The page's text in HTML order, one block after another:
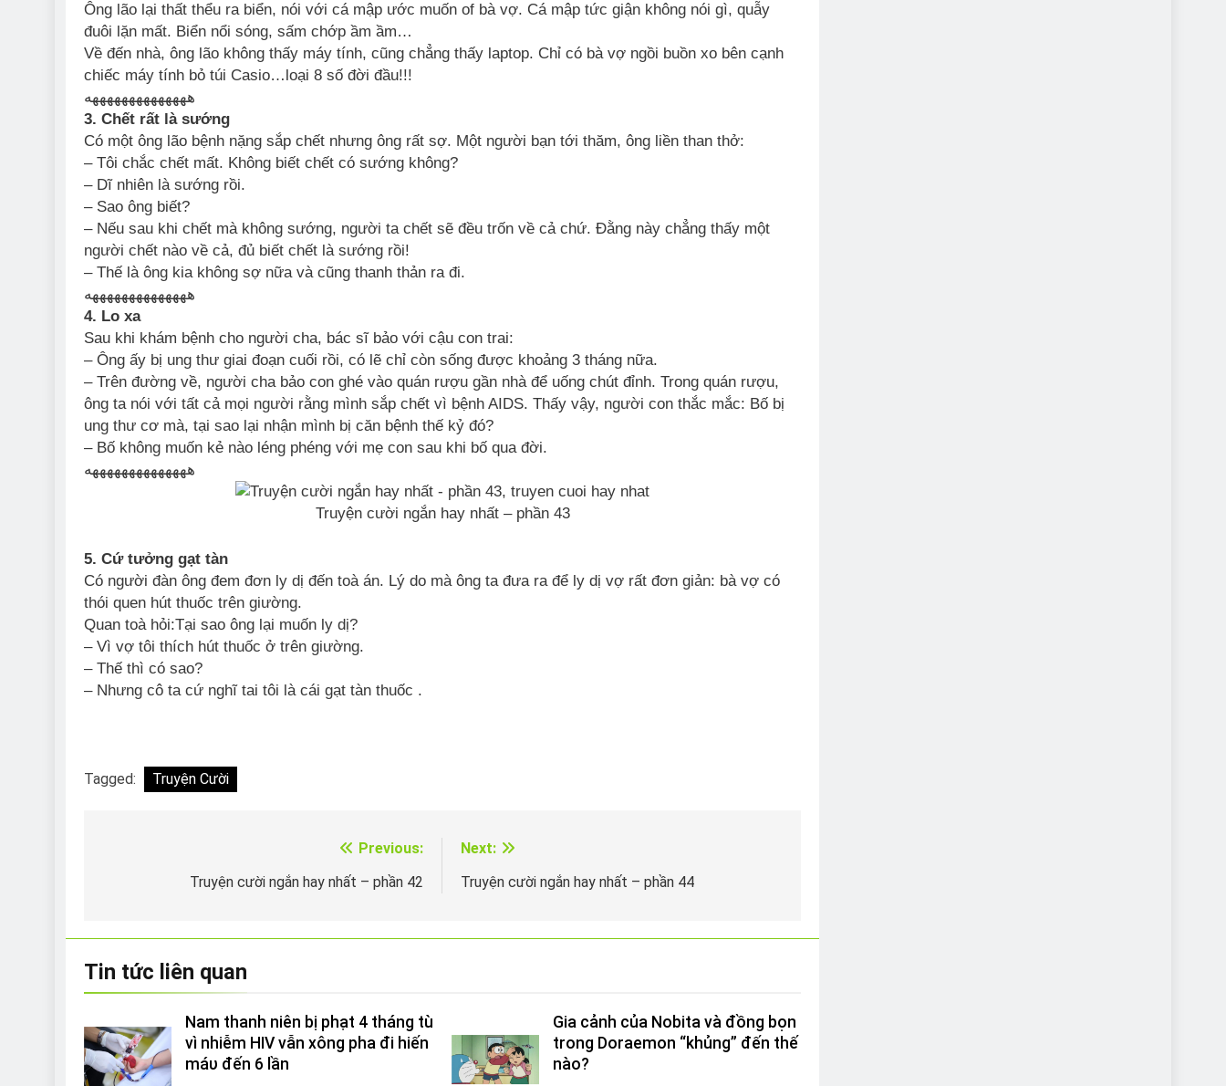
Ông lão lại thất thểu ra biển, nói với cá mập ước muốn of bà vợ. Cá mập tức giận không nói gì, quẫy
đuôi lặn mất. Biển nổi sóng, sấm chớp ầm ầm…
Về đến nhà, ông lão không thấy máy tính, cũng chẳng thấy laptop. Chỉ có bà vợ ngồi buồn xo bên cạnh
chiếc máy tính bỏ túi Casio…loại 8 số đời đầu!!!
ههههههههههههههه
3. Chết rất là sướng
Có một ông lão bệnh nặng sắp chết nhưng ông rất sợ. Một người bạn tới thăm, ông liền than thở:
– Tôi chắc chết mất. Không biết chết có sướng không?
– Dĩ nhiên là sướng rồi.
– Sao ông biết?
– Nếu sau khi chết mà không sướng, người ta chết sẽ đều trốn về cả chứ. Đằng này chẳng thấy một
người chết nào về cả, đủ biết chết là sướng rồi!
– Thế là ông kia không sợ nữa và cũng thanh thản ra đi.
ههههههههههههههه
4. Lo xa
Sau khi khám bệnh cho người cha, bác sĩ bảo với cậu con trai:
– Ông ấy bị ung thư giai đoạn cuối rồi, có lẽ chỉ còn sống được khoảng 3 tháng nữa.
– Trên đường về, người cha bảo con ghé vào quán rượu gần nhà để uống chút đỉnh. Trong quán rượu,
ông ta nói với tất cả mọi người rằng mình sắp chết vì bệnh AIDS. Thấy vậy, người con thắc mắc: Bố bị
ung thư cơ mà, tại sao lại nhận mình bị căn bệnh thế kỷ đó?
– Bố không muốn kẻ nào léng phéng với mẹ con sau khi bố qua đời.
ههههههههههههههه
Truyện cười ngắn hay nhất – phần 43
5. Cứ tưởng gạt tàn
Có người đàn ông đem đơn ly dị đến toà án. Lý do mà ông ta đưa ra để ly dị vợ rất đơn giản: bà vợ có
thói quen hút thuốc trên giường.
Quan toà hỏi:Tại sao ông lại muốn ly dị?
– Vì vợ tôi thích hút thuốc ở trên giường.
– Thế thì có sao?
– Nhưng cô ta cứ nghĩ tai tôi là cái gạt tàn thuốc .
Tagged: Truyện Cười
Previous:
Truyện cười ngắn hay nhất – phần 42
Next:
Truyện cười ngắn hay nhất – phần 44
Tin tức liên quan
Nam thanh niên bị phạt 4 tháng tù
vì nhiễm HIV vẫn xông pha đi hiến
máυ đến 6 lần
Gia cảnh của Nobita và đồng bọn
trong Doraemon “khủng” đến thế
nào?